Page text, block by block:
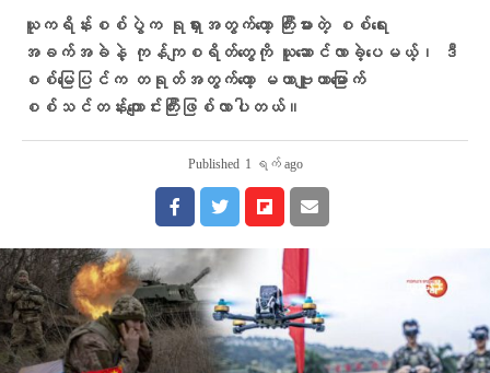
ယူကရိန်းစစ်ပွဲက ရုရှားအတွက်တော့ ကြီးမားတဲ့ စစ်ရေး
အခက်အခဲနဲ့ ကုန်ကျစရိတ်တွေကို ယူဆောင်လာခဲ့ပေမယ့်၊ ဒီ
စစ်မြေပြင်က တရုတ်အတွက်တော့ မဟာဗျူဟာမြောက်
စစ်သင်တန်းကျောင်းကြီးဖြစ်လာပါတယ်။
Published 1 ရက် ago